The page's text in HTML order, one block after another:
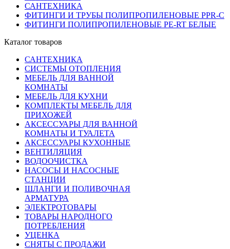
САНТЕХНИКА
ФИТИНГИ И ТРУБЫ ПОЛИПРОПИЛЕНОВЫЕ PPR-C
ФИТИНГИ ПОЛИПРОПИЛЕНОВЫЕ PE-RT БЕЛЫЕ
Каталог товаров
САНТЕХНИКА
СИСТЕМЫ ОТОПЛЕНИЯ
МЕБЕЛЬ ДЛЯ ВАННОЙ
КОМНАТЫ
МЕБЕЛЬ ДЛЯ КУХНИ
КОМПЛЕКТЫ МЕБЕЛЬ ДЛЯ
ПРИХОЖЕЙ
АКСЕССУАРЫ ДЛЯ ВАННОЙ
КОМНАТЫ И ТУАЛЕТА
АКСЕССУАРЫ КУХОННЫЕ
ВЕНТИЛЯЦИЯ
ВОДООЧИСТКА
НАСОСЫ И НАСОСНЫЕ
СТАНЦИИ
ШЛАНГИ И ПОЛИВОЧНАЯ
АРМАТУРА
ЭЛЕКТРОТОВАРЫ
ТОВАРЫ НАРОДНОГО
ПОТРЕБЛЕНИЯ
УЦЕНКА
СНЯТЫ С ПРОДАЖИ